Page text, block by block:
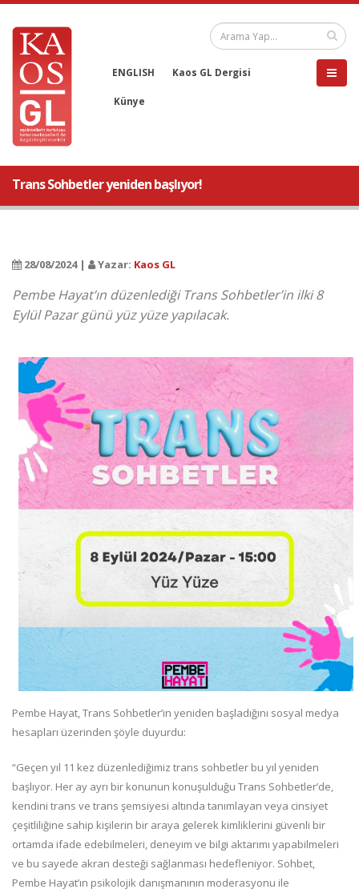
ENGLISH Kaos GL Dergisi
Künye
Trans Sohbetler yeniden başlıyor!
28/08/2024 | Yazar: Kaos GL
Pembe Hayat’ın düzenlediği Trans Sohbetler’in ilki 8
Eylül Pazar günü yüz yüze yapılacak.
Pembe Hayat, Trans Sohbetler’in yeniden başladığını sosyal medya
hesapları üzerinden şöyle duyurdu:
“Geçen yıl 11 kez düzenlediğimiz trans sohbetler bu yıl yeniden
başlıyor. Her ay ayrı bir konunun konuşulduğu Trans Sohbetler’de,
kendini trans ve trans şemsiyesi altında tanımlayan veya cinsiyet
çeşitliliğine sahip kişilerin bir araya gelerek kimliklerini güvenli bir
ortamda ifade edebilmeleri, deneyim ve bilgi aktarımı yapabilmeleri
ve bu sayede akran desteği sağlanması hedefleniyor. Sohbet,
Pembe Hayat’ın psikolojik danışmanının moderasyonu ile